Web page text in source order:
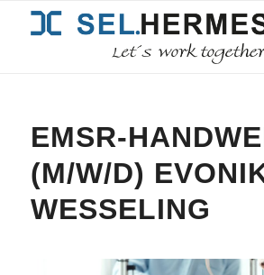
EMSR-
(M/W/D)
WESSELING